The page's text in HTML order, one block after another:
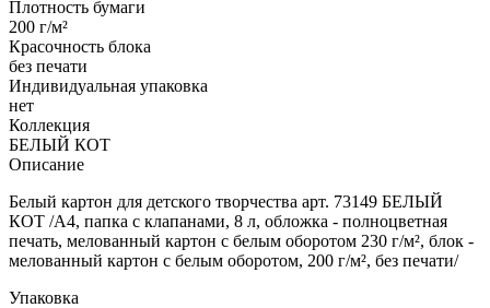
Плотность бумаги
200 г/м²
Красочность блока
без печати
Индивидуальная упаковка
нет
Коллекция
БЕЛЫЙ КОТ
Описание
Белый картон для детского творчества арт. 73149 БЕЛЫЙ
КОТ /А4, папка с клапанами, 8 л, обложка - полноцветная
печать, мелованный картон с белым оборотом 230 г/м², блок -
мелованный картон с белым оборотом, 200 г/м², без печати/
Упаковка